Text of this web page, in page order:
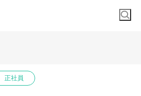
正社員